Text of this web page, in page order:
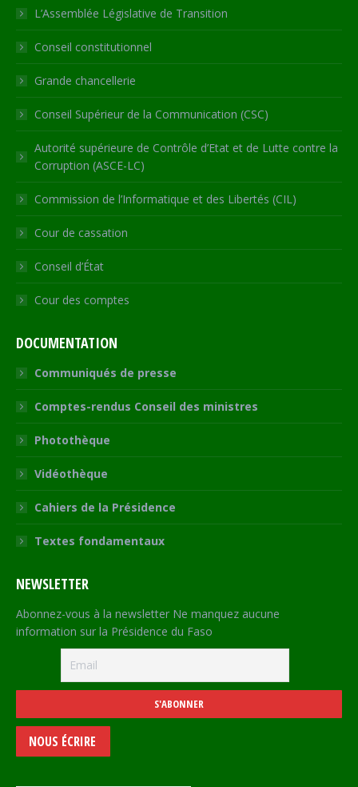
in
new
window
in
new
window
in
new
window
in
new
window
opens
in
new
L’Assemblée Législative de Transition
Conseil constitutionnel
Grande chancellerie
Conseil Supérieur de la Communication (CSC)
Autorité supérieure de Contrôle d’Etat et de Lutte contre la
Corruption (ASCE-LC)
Commission de l’Informatique et des Libertés (CIL)
Cour de cassation
Conseil d’État
Cour des comptes
DOCUMENTATION
Communiqués de presse
Comptes-rendus Conseil des ministres
Photothèque
Vidéothèque
Cahiers de la Présidence
Textes fondamentaux
NEWSLETTER
Abonnez-vous à la newsletter Ne manquez aucune
information sur la Présidence du Faso
NOUS ÉCRIRE